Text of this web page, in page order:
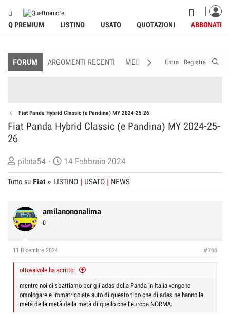
Q PREMIUM LISTINO USATO QUOTAZIONI ABBONATI
FORUM ARGOMENTI RECENTI MEDIA MEMBRI
Entra Registra
Fiat Panda Hybrid Classic (e Pandina) MY 2024-25-26
Fiat Panda Hybrid Classic (e Pandina) MY 2024-25-
26
C
r
e
t
o
e
s
c
u
pilota54
D
a
t
d
z
i
o
14 Febbraio 2024
Tutto su Fiat» LISTINO USATO NEWS
amilanononalima
0
11 Dicembre 2024 #766
ottovalvole ha scritto:
mentre noi ci sbattiamo per gli adas della Panda in Italia vengono
omologare e immatricolate auto di questo tipo che di adas ne hanno la
metà della metà della metà di quello che l'europa NORMA.